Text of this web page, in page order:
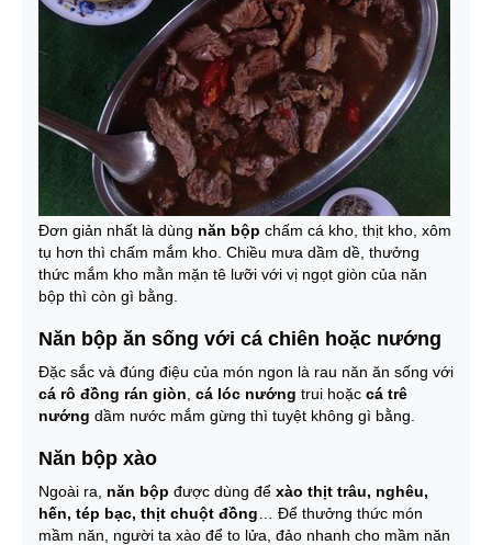
Đơn giản nhất là dùng năn bộp chấm cá kho, thịt kho, xôm
tụ hơn thì chấm mắm kho. Chiều mưa dầm dề, thưởng
thức mắm kho mằn mặn tê lưỡi với vị ngọt giòn của năn
bộp thì còn gì bằng.
Năn bộp ăn sống với cá chiên hoặc nướng
Đặc sắc và đúng điệu của món ngon là rau năn ăn sống với
cá rô đồng rán giòn cá lóc nướng trui hoặc cá trê
nướng dầm nước mắm gừng thì tuyệt không gì bằng.
Năn bộp xào
Ngoài ra, năn bộp được dùng để xào thịt trâu, nghêu,
hến, tép bạc, thịt chuột đồng … Để thưởng thức món
mầm năn, người ta xào để to lửa, đảo nhanh cho mầm năn